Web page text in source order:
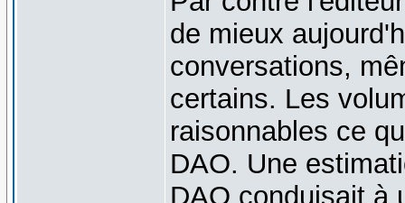
de mieux
conversations,
certains. Les
raisonnables ce
DAO. Une
DAO conduisait à